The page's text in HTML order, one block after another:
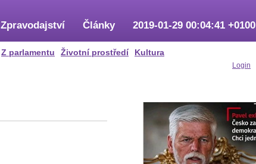
Z parlamentu Životní prostředí Kultura
Zpravodajství Články 2019-01-29 00:04:41 +0100
Login